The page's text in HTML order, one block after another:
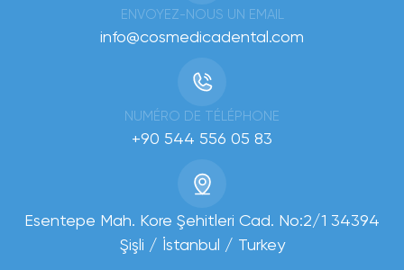
ENVOYEZ-NOUS UN EMAIL
info@cosmedicadental.com
NUMÉRO DE TÉLÉPHONE
+90 544 556 05 83
Esentepe Mah. Kore Şehitleri Cad. No:2/1 34394
Şişli / İstanbul / Turkey